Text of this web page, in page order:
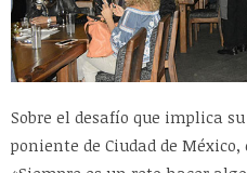
Sobre el desafío que implica
poniente de Ciudad de